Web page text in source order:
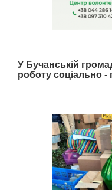
У Бучанській
роботу соціально -